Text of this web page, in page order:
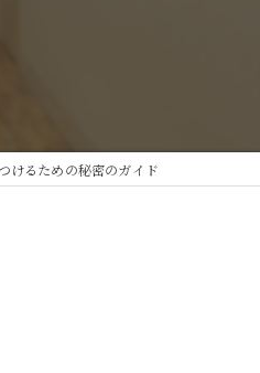
けるための秘密のガイド